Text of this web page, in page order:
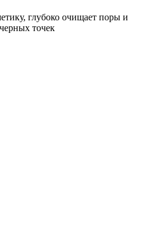
глубоко очищает поры и
точек